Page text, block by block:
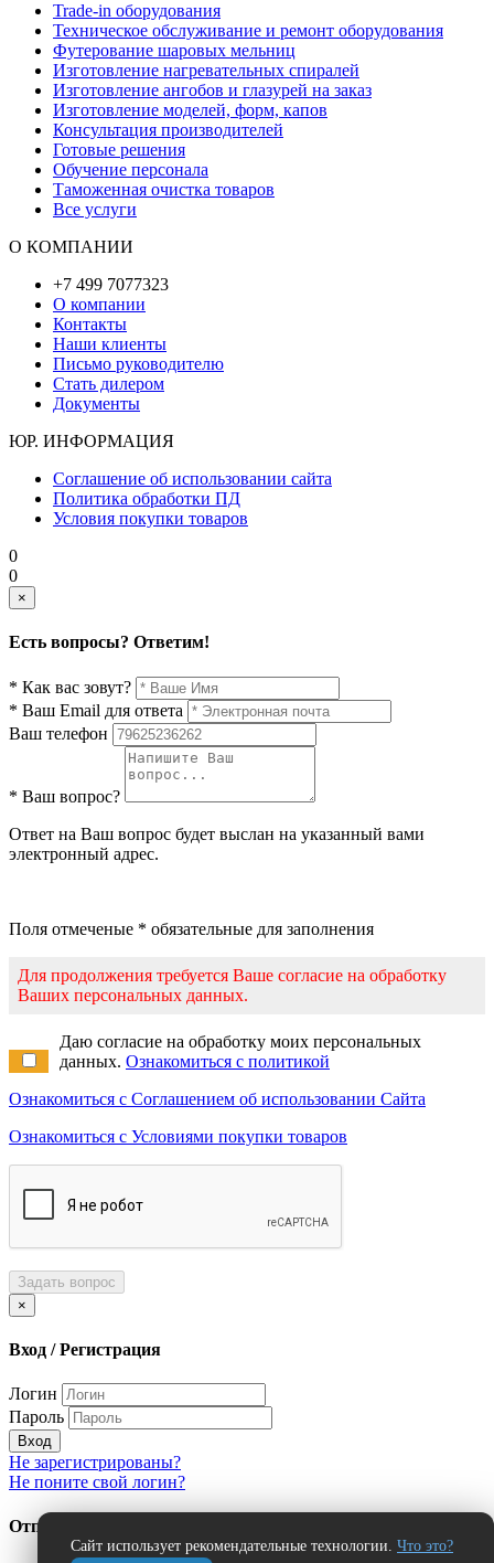
Trade-in оборудования
Техническое обслуживание и ремонт оборудования
Футерование шаровых мельниц
Изготовление нагревательных спиралей
Изготовление ангобов и глазурей на заказ
Изготовление моделей, форм, капов
Консультация производителей
Готовые решения
Обучение персонала
Таможенная очистка товаров
Все услуги
О КОМПАНИИ
+7 499 7077323
О компании
Контакты
Наши клиенты
Письмо руководителю
Стать дилером
Документы
ЮР. ИНФОРМАЦИЯ
Соглашение об использовании сайта
Политика обработки ПД
Условия покупки товаров
Сайт использует рекомендательные технологии. Что это?
0
0
×
Есть вопросы? Ответим!
* Как вас зовут?
* Ваш Email для ответа
Ваш телефон
* Ваш вопрос?
Ответ на Ваш вопрос будет выслан на указанный вами
электронный адрес.
Поля отмеченые * обязательные для заполнения
Для продолжения требуется Ваше согласие на обработку
Ваших персональных данных.
Даю согласие на обработку моих персональных
данных. Ознакомиться с политикой
Ознакомиться с Соглашением об использовании Сайта
Ознакомиться с Условиями покупки товаров
Задать вопрос
×
Вход / Регистрация
Логин
Пароль
Вход
Не зарегистрированы?
Не поните свой логин?
Отправить сообщение об ошибке?